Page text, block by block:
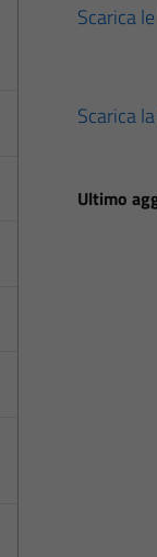
Scarica
Scarica
Ultimo